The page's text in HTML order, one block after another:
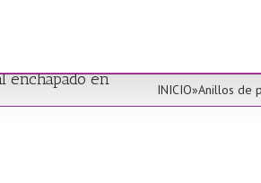
enchapado en
INICIO»Anillos de